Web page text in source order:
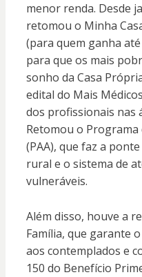
menor renda. Desde
retomou o Minha
(para quem ganha
para que os mais
sonho da Casa
edital do Mais
dos profissionais nas
Retomou o Programa
(PAA), que faz a
rural e o sistema de
vulneráveis.
Além disso, houve a
Família, que garante
aos contemplados e
150 do Benefício